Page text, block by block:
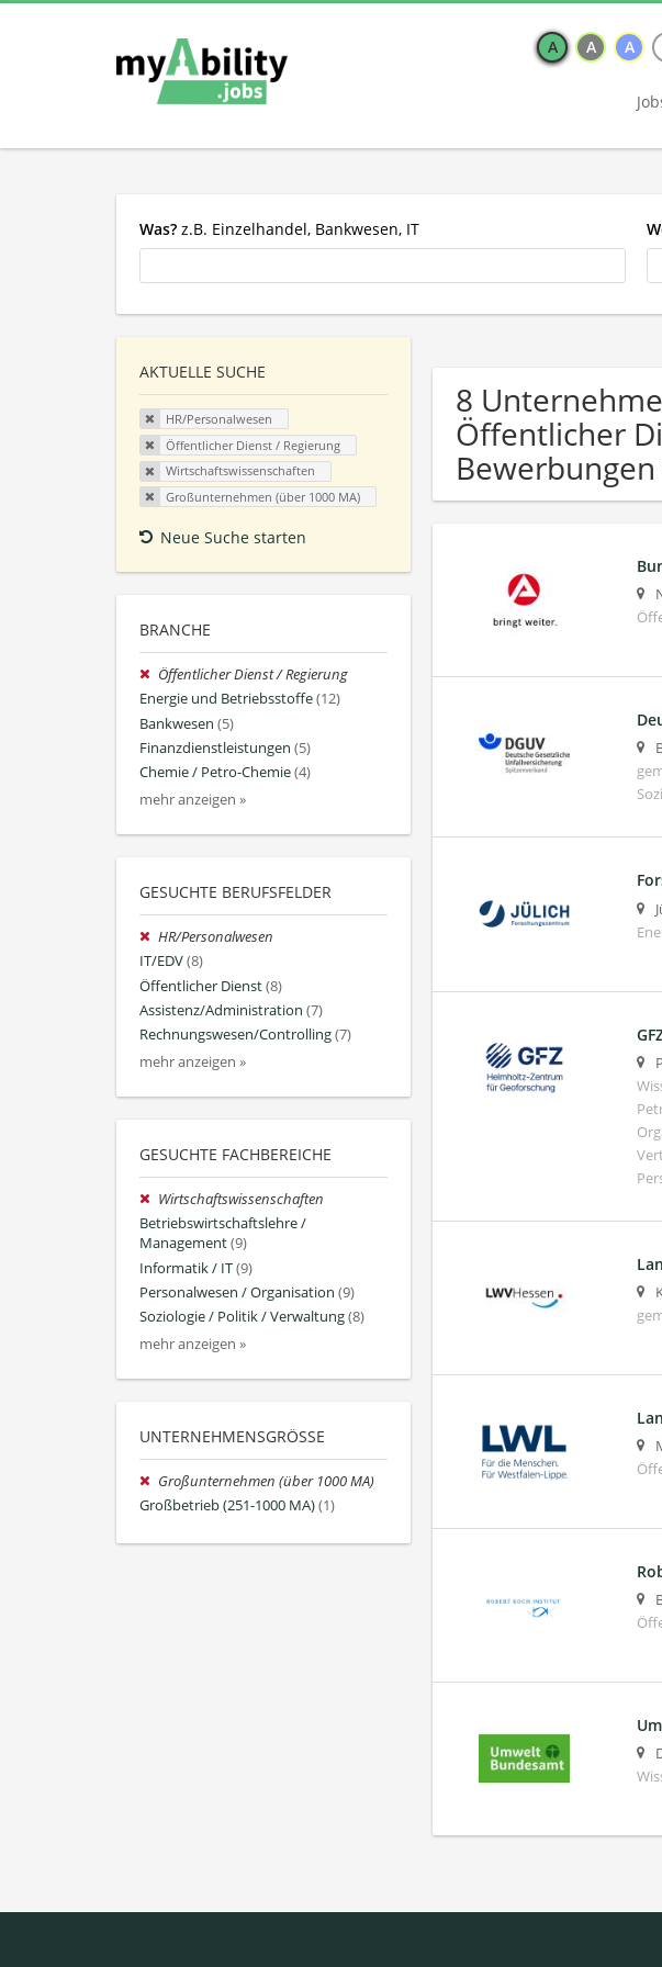
A A A
Was? z.B. Einzelhandel, Bankwesen, IT
AKTUELLE SUCHE
HR/Personalwesen
Öffentlicher Dienst / Regierung
Wirtschaftswissenschaften
Großunternehmen (über 1000 MA)
Neue Suche starten
BRANCHE
Öffentlicher Dienst / Regierung
Energie und Betriebsstoffe(12)
Bankwesen (5)
Finanzdienstleistungen (5)
Chemie / Petro-Chemie(4)
mehr anzeigen »
GESUCHTE BERUFSFELDER
HR/Personalwesen
IT/EDV(8)
Öffentlicher Dienst(8)
Assistenz/Administration (7)
Rechnungswesen/Controlling(7)
mehr anzeigen »
GESUCHTE FACHBEREICHE
Wirtschaftswissenschaften
Betriebswirtschaftslehre /
Management(9)
Informatik / IT(9)
Personalwesen / Organisation (9)
Soziologie / Politik / Verwaltung(8)
mehr anzeigen »
UNTERNEHMENSGRÖSSE
Großunternehmen (über 1000 MA)
Großbetrieb (251-1000 MA)(1)
8
Öffentlicher